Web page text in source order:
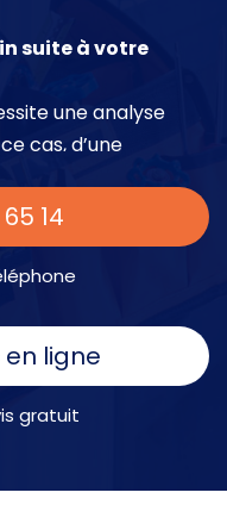
suite à votre
une analyse
cas, d’une
14
ligne
gratuit